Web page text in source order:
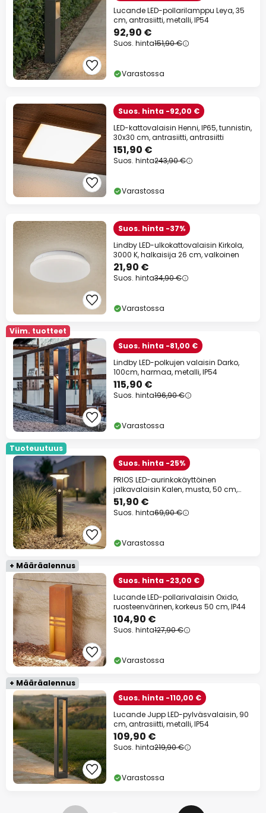
Lucande LED-pollarilamppu Leya, 35
cm, antrasiitti, metalli, IP54
92,90 €
Suos. hinta151,90 €
Varastossa
Suos. hinta -92,00 €
LED-kattovalaisin Henni, IP65, tunnistin,
30x30 cm, antrasiitti, antrasiitti
151,90 €
Suos. hinta243,90 €
Varastossa
Suos. hinta -37%
Lindby LED-ulkokattovalaisin Kirkola,
3000 K, halkaisija 26 cm, valkoinen
21,90 €
Suos. hinta34,90 €
Varastossa
Viim. tuotteet
Suos. hinta -81,00 €
Lindby LED-polkujen valaisin Darko,
100cm, harmaa, metalli, IP54
115,90 €
Suos. hinta196,90 €
Varastossa
Tuoteuutuus
Suos. hinta -25%
PRIOS LED-aurinkokäyttöinen
jalkavalaisin Kalen, musta, 50 cm,
liiketunnistin
51,90 €
Suos. hinta69,90 €
Varastossa
+ Määräalennus
Suos. hinta -23,00 €
Lucande LED-pollarivalaisin Oxido,
ruosteenvärinen, korkeus 50 cm, IP44
104,90 €
Suos. hinta127,90 €
Varastossa
+ Määräalennus
Suos. hinta -110,00 €
Lucande Jupp LED-pylväsvalaisin, 90
cm, antrasiitti, metalli, IP54
109,90 €
Suos. hinta219,90 €
Varastossa